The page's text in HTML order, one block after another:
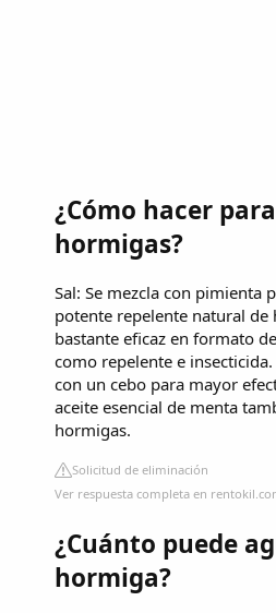
¿Cómo hacer
hormigas?
Sal: Se mezcla con pimienta
potente repelente natural de
bastante eficaz en formato
como repelente e
con un cebo para mayor
aceite esencial de menta
hormigas.
Solicitud de eliminación
Ver respuesta completa en
¿Cuánto puede
hormiga?